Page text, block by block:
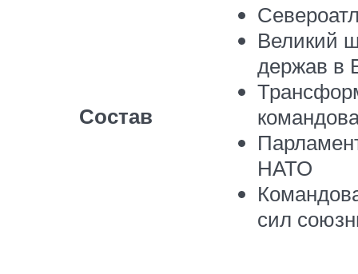
Состав
Великий
держав в
НАТО
сил